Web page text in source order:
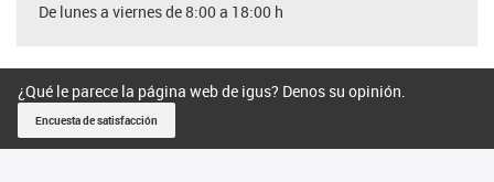
De lunes a viernes de 8:00 a 18:00 h
¿Qué le parece la página web de igus? Denos su opinión.
Encuesta de satisfacción